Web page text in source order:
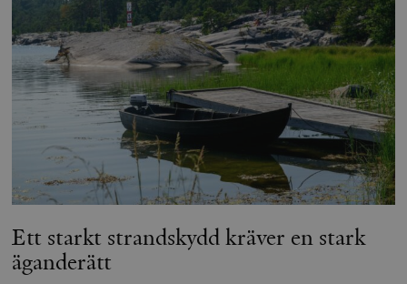
Ett starkt strandskydd kräver en stark
äganderätt